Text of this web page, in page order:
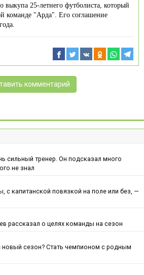
выкупа 25-летнего футболиста, который
команде "Арда". Его соглашение
комментарий
сильный тренер. Он подсказал много
не знал
с капитанской повязкой на поле или без, —
рассказал о целях команды на сезон
новый сезон? Стать чемпионом с родным